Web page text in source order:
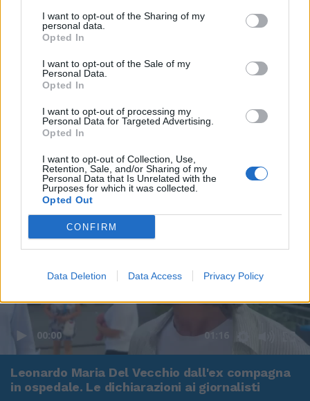
I want to opt-out of the Sharing of my
personal data.
Opted In
I want to opt-out of the Sale of my
Personal Data.
Opted In
I want to opt-out of processing my
Personal Data for Targeted Advertising.
Opted In
I want to opt-out of Collection, Use,
Retention, Sale, and/or Sharing of my
Personal Data that Is Unrelated with the
Purposes for which it was collected.
Opted Out
CONFIRM
Data Deletion Data Access Privacy Policy
00:00 01:16
Leonardo Maria Del Vecchio dall'ex compagna
in ospedale. Le dichiarazioni ai giornalisti